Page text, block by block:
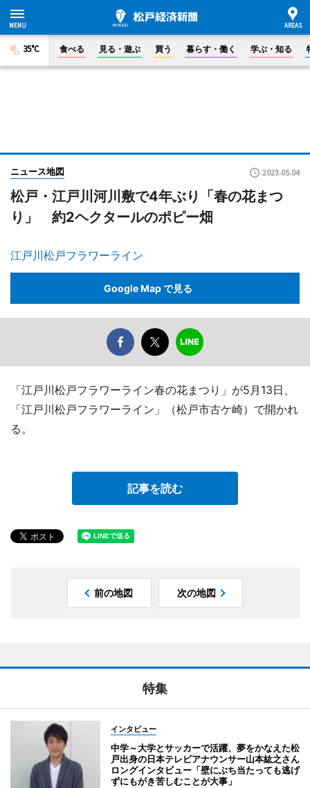
35°C 食べる 見る・遊ぶ 買う 暮らす・働く 学ぶ・知る
ニュース地図 2023.05.04
松戸・江戸川河川敷で4年ぶり「春の花まつ
り」 約2ヘクタールのポピー畑
江戸川松戸フラワーライン
Google Map で見る
「江戸川松戸フラワーライン春の花まつり」が5月13日、
「江戸川松戸フラワーライン」（松戸市古ケ崎）で開かれ
る。
記事を読む
前の地図 次の地図
特集
インタビュー
中学～大学とサッカーで活躍、夢をかなえた松
戸出身の日本テレビアナウンサー山本紘之さん
ロングインタビュー「壁にぶち当たっても逃げ
ずにもがき苦しむことが大事」